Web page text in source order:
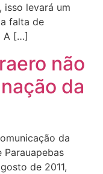
isso levará um
falta de
A […]
não
da
da
de 2011,